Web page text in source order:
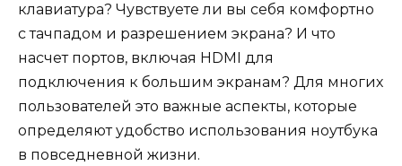
клавиатура? Чувствуете ли вы себя комфортно
с тачпадом и разрешением экрана? И что
насчет портов, включая HDMI для
подключения к большим экранам? Для многих
пользователей это важные аспекты, которые
определяют удобство использования ноутбука
в повседневной жизни.